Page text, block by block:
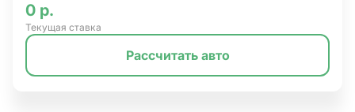
0 р.
Текущая ставка
Рассчитать авто